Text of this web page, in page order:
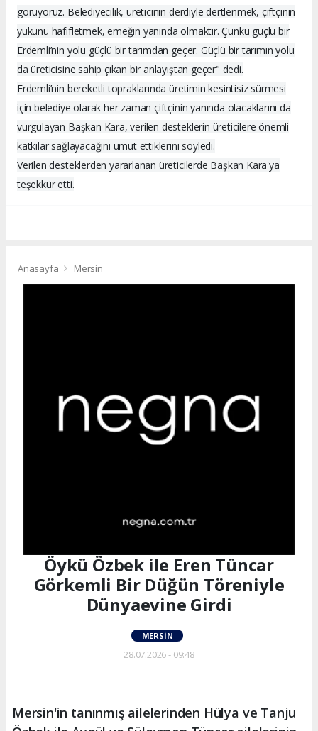
görüyoruz. Belediyecilik, üreticinin derdiyle dertlenmek, çiftçinin
yükünü hafifletmek, emeğin yanında olmaktır. Çünkü güçlü bir
Erdemli’nin yolu güçlü bir tarımdan geçer. Güçlü bir tarımın yolu
da üreticisine sahip çıkan bir anlayıştan geçer" dedi.
Erdemli’nin bereketli topraklarında üretimin kesintisiz sürmesi
için belediye olarak her zaman çiftçinin yanında olacaklarını da
vurgulayan Başkan Kara, verilen desteklerin üreticilere önemli
katkılar sağlayacağını umut ettiklerini söyledi.
Verilen desteklerden yararlanan üreticilerde Başkan Kara'ya
teşekkür etti.
Anasayfa Mersin
Öykü Özbek ile Eren Tüncar
Görkemli Bir Düğün Töreniyle
Dünyaevine Girdi
MERSIN
28.07.2026 - 09:48
Mersin'in tanınmış ailelerinden Hülya ve Tanju